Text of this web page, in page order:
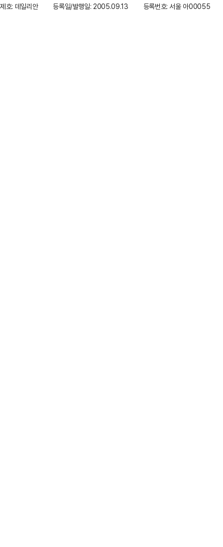
제호: 데일리안
등록일/발행일: 2005.09.13 등록번호: 서울 아00055